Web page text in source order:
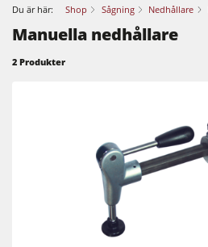
Cirkelsågar och justersågar
Cirkelsåg/Fräs
5-funktions kombimaskin
CNC fräsar
Kantlistmaskiner
Cirkelsågar och justersågar
Rikt- och planhyvlar
Bordsfräsar
Cirkelsåg/Fräs
Du är här: Shop Sågning Nedhållare
Manuella nedhållare
2 Produkter